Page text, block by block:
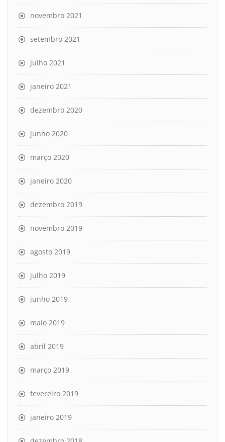
novembro 2021
setembro 2021
julho 2021
janeiro 2021
dezembro 2020
junho 2020
março 2020
janeiro 2020
dezembro 2019
novembro 2019
agosto 2019
julho 2019
junho 2019
maio 2019
abril 2019
março 2019
fevereiro 2019
janeiro 2019